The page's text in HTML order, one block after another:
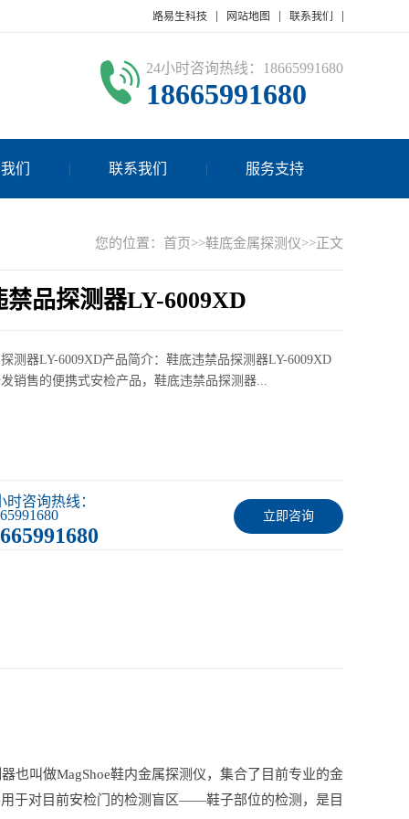
路易生科技 网站地图 联系我们
24小时咨询热线：18665991680
18665991680
们 联系我们 服务支持
您的位置： 首页>>鞋底金属探测仪>>正文
禁品探测器LY-6009XD
测器LY-6009XD产品简介：鞋底违禁品探测器LY-6009XD
销售的便携式安检产品，鞋底违禁品探测器...
立即咨询
时咨询热线：
也叫做MagShoe鞋内金属探测仪，集合了目前专业的金
于对目前安检门的检测盲区——鞋子部位的检测，是目